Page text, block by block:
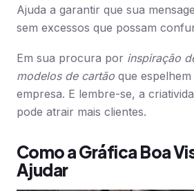
Ajuda a garantir que sua
sem excessos que possam
Em sua procura por inspiração
modelos de cartão que
empresa. E lembre-se, a
pode atrair mais clientes.
Como a Gráfica Boa
Ajudar